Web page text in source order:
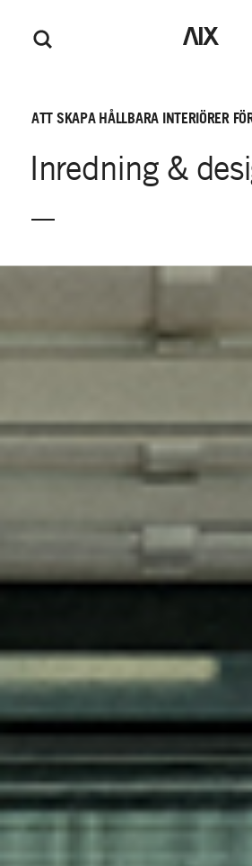
GÅ TILLGÅ TILL SIDFOT
M
e
AIX
Sök
ATT SKAPA HÅLLBARA INTERIÖRER
Inredning &